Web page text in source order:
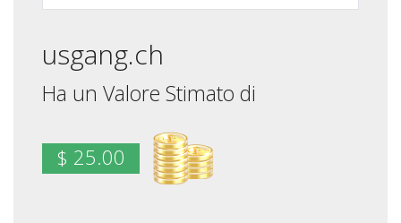
usgang.ch
Ha un Valore Stimato di
$ 25.00